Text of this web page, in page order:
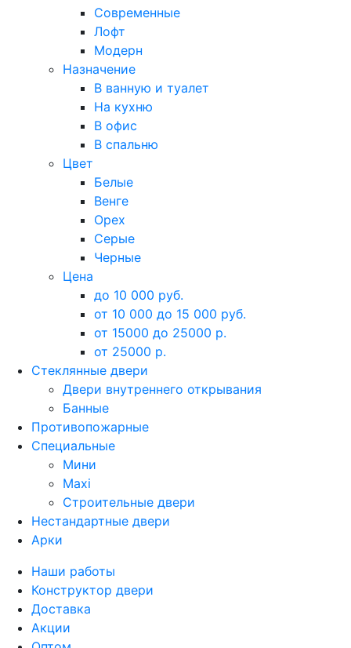
Современные
Лофт
Модерн
Назначение
В ванную и туалет
На кухню
В офис
В спальню
Цвет
Белые
Венге
Орех
Серые
Черные
Цена
до 10 000 руб.
от 10 000 до 15 000 руб.
от 15000 до 25000 р.
от 25000 р.
Стеклянные двери
Двери внутреннего открывания
Банные
Противопожарные
Специальные
Мини
Maxi
Строительные двери
Нестандартные двери
Арки
Наши работы
Конструктор двери
Доставка
Акции